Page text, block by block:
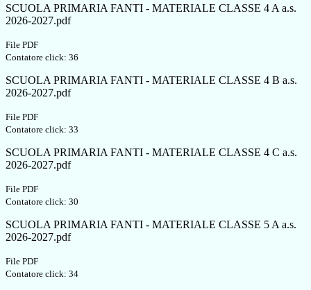
SCUOLA PRIMARIA FANTI - MATERIALE CLASSE 4 A a.s.
2026-2027.pdf
File PDF
Contatore click: 36
SCUOLA PRIMARIA FANTI - MATERIALE CLASSE 4 B a.s.
2026-2027.pdf
File PDF
Contatore click: 33
SCUOLA PRIMARIA FANTI - MATERIALE CLASSE 4 C a.s.
2026-2027.pdf
File PDF
Contatore click: 30
SCUOLA PRIMARIA FANTI - MATERIALE CLASSE 5 A a.s.
2026-2027.pdf
File PDF
Contatore click: 34